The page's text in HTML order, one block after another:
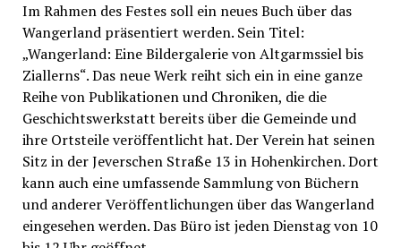
Im Rahmen des Festes soll ein neues Buch über das
Wangerland präsentiert werden. Sein Titel:
„Wangerland: Eine Bildergalerie von Altgarmssiel bis
Ziallerns“. Das neue Werk reiht sich ein in eine ganze
Reihe von Publikationen und Chroniken, die die
Geschichtswerkstatt bereits über die Gemeinde und
ihre Ortsteile veröffentlicht hat. Der Verein hat seinen
Sitz in der Jeverschen Straße 13 in Hohenkirchen. Dort
kann auch eine umfassende Sammlung von Büchern
und anderer Veröffentlichungen über das Wangerland
eingesehen werden. Das Büro ist jeden Dienstag von 10